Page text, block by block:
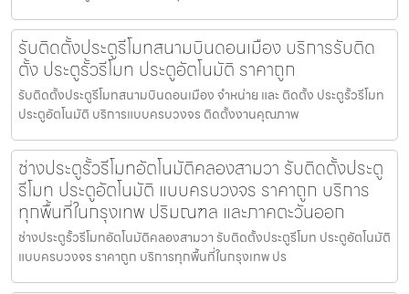
รับติดตั้งประตูรีโมทสนามบินดอนเมือง บริการรับติด
ตั้ง ประตูรั้วรีโมท ประตูอัตโนมัติ ราคาถูก
รับติดตั้งประตูรีโมทสนามบินดอนเมือง จำหน่าย และ ติดตั้ง ประตูรั้วรีโมท
ประตูอัตโนมัติ บริการแบบครบวงจร ติดตั้งงานคุณภาพ
ช่างประตูรั้วรีโมทอัตโนมัติคลองสามวา รับติดตั้งประตู
รีโมท ประตูอัตโนมัติ แบบครบวงจร ราคาถูก บริการ
ทุกพื้นที่ในกรุงเทพ ปริมณฑล และภาคตะวันออก
ช่างประตูรั้วรีโมทอัตโนมัติคลองสามวา รับติดตั้งประตูรีโมท ประตูอัตโนมัติ
แบบครบวงจร ราคาถูก บริการทุกพื้นที่ในกรุงเทพ ปร